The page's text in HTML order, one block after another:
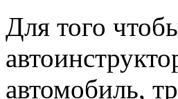
Для того
автомобиль,